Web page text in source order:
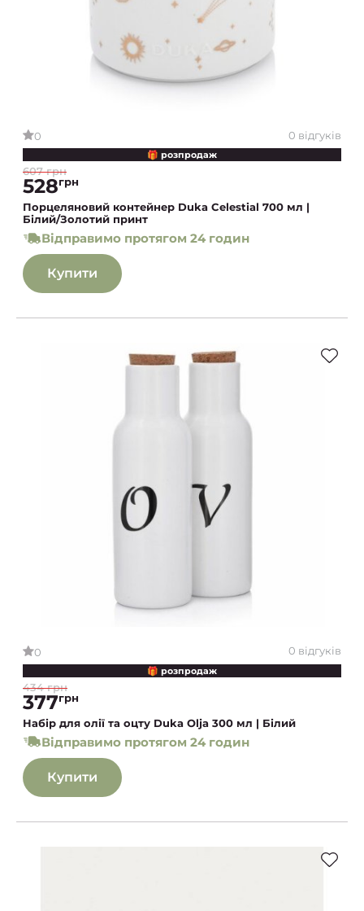
0 0 відгуків
🎁 розпродаж
607 грн
528грн
Порцеляновий контейнер Duka Celestial 700 мл |
Білий/Золотий принт
Відправимо протягом 24 годин
Купити
0 0 відгуків
🎁 розпродаж
434 грн
377грн
Набір для олії та оцту Duka Olja 300 мл | Білий
Відправимо протягом 24 годин
Купити